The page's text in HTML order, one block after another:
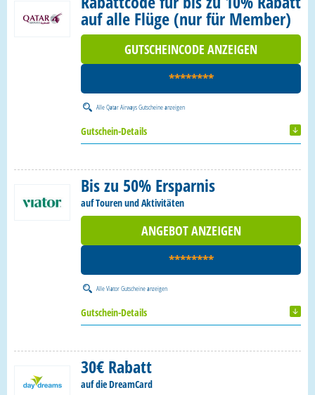
auf alle Flüge (nur für Member)
GUTSCHEINCODE ANZEIGEN
********
AlleQatar Airways Gutscheineanzeigen
Gutschein-Details
Bis zu 50% Ersparnis
auf Touren und Aktivitäten
ANGEBOT ANZEIGEN
********
AlleViator Gutscheineanzeigen
Gutschein-Details
30€ Rabatt
auf die DreamCard